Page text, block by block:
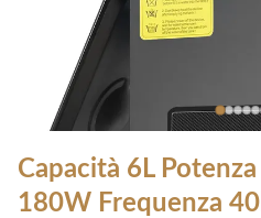
Capacità 6L
180W Frequenza